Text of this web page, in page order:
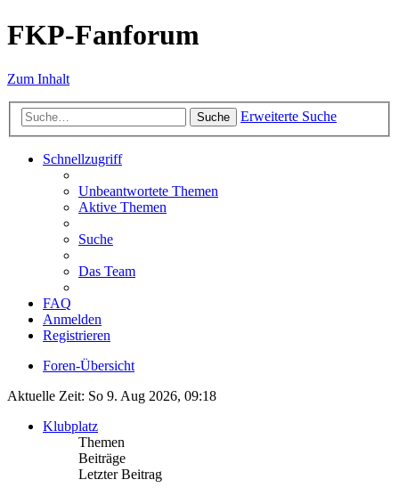
FKP-Fanforum
Zum Inhalt
Suche Erweiterte Suche
Schnellzugriff
Unbeantwortete Themen
Aktive Themen
Suche
Das Team
FAQ
Anmelden
Registrieren
Foren-Übersicht
Aktuelle Zeit: So 9. Aug 2026, 09:18
Klubplatz
Themen
Beiträge
Letzter Beitrag